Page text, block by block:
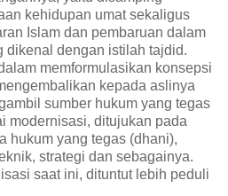
kehidupan umat sekaligus
Islam dan pembaruan dalam
dikenal dengan istilah tajdid.
memformulasikan konsepsi
kepada aslinya
sumber hukum yang tegas
modernisasi, ditujukan pada
hukum yang tegas (dhani),
strategi dan sebagainya.
saat ini, dituntut lebih peduli
serta mengembangkan